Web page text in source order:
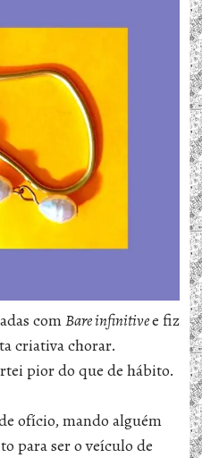
comBare infinitivee fiz
criativa chorar.
pior do que de hábito.
ofício, mando alguém
para ser o veículo de